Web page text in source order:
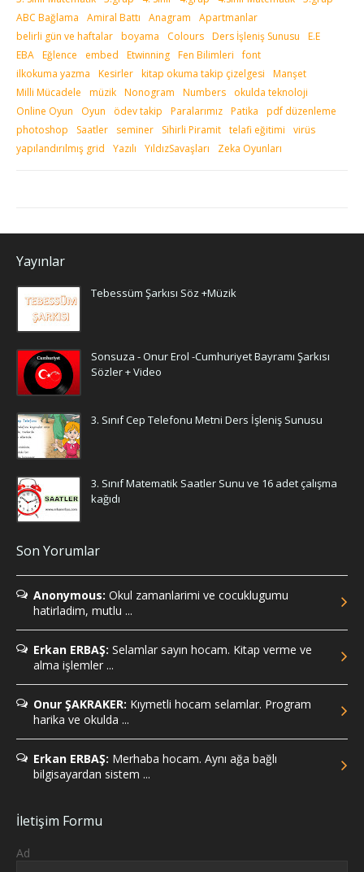
ABC Bağlama
Amiral Battı Anagram
Apartmanlar
belirli gün ve haftalar boyama Colours Ders İşleniş Sunusu
E.E
EBA Eğlence embed Etwinning Fen Bilimleri
font
ilkokuma yazma
Kesirler kitap okuma takip çizelgesi
Manşet
Milli Mücadele
müzik Nonogram Numbers
okulda teknoloji
Online Oyun
Oyun ödev takip Paralarımız Patika
pdf düzenleme
photoshop
Saatler seminer Sihirli Piramit telafi eğitimi
virüs
yapılandırılmış grid
Yazılı YıldızSavaşları Zeka Oyunları
Yayınlar
Tebessüm Şarkısı Söz +Müzik
Sonsuza - Onur Erol -Cumhuriyet Bayramı Şarkısı
Sözler + Video
3. Sınıf Cep Telefonu Metni Ders İşleniş Sunusu
3. Sınıf Matematik Saatler Sunu ve 16 adet çalışma
kağıdı
Son Yorumlar
Anonymous: Okul zamanlarimi ve cocuklugumu
hatirladim, mutlu ...
Erkan ERBAŞ: Selamlar sayın hocam. Kitap verme ve
alma işlemler ...
Onur ŞAKRAKER: Kıymetli hocam selamlar. Program
harika ve okulda ...
Erkan ERBAŞ: Merhaba hocam. Aynı ağa bağlı
bilgisayardan sistem ...
İletişim Formu
Ad